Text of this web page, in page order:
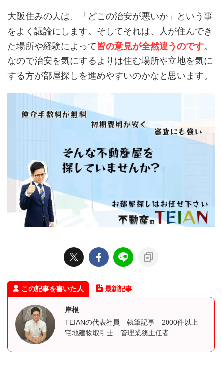
大阪住みの人は、「どこの治安が悪いか」という事
をよく議論にします。そしてそれは、人が住んでき
た場所や経験によって皆の意見が全然違うのです。
なので治安を気にするよりは住む場所や立地を気に
する方が部屋探しを進めやすいのかなと思います。
この記事を書いた人 最新記事
岸根
TEIANの代表社員 執筆記事 2000件以上
宅地建物取引士 管理業務主任者